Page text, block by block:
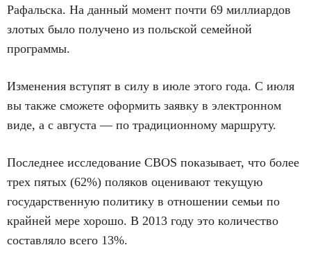
Рафальска. На данный момент почти 69 миллиардов
злотых было получено из польской семейной
программы.
Изменения вступят в силу в июле этого года. С июля
вы также сможете оформить заявку в электронном
виде, а с августа — по традиционному маршруту.
Последнее исследование CBOS показывает, что более
трех пятых (62%) поляков оценивают текущую
государственную политику в отношении семьи по
крайней мере хорошо. В 2013 году это количество
составляло всего 13%.